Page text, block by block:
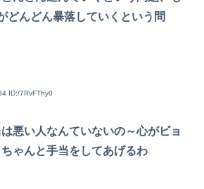
どんどん暴落していくという問
ID:/7RvFThy0
悪い人なんていないの～心がビョ
ゃんと手当をしてあげるわ